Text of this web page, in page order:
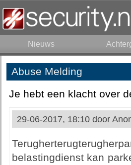
Nieuws
Abuse Melding
Je hebt een klacht over
29-06-2017, 18:10 door
belastingdienst kan